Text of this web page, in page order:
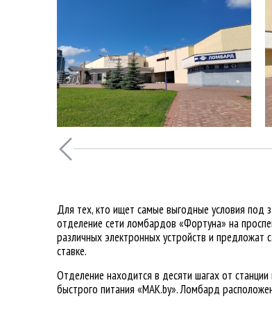
Для тех, кто ищет самые выгодные условия под
отделение сети ломбардов «Фортуна» на
различных электронных устройств и
ставке.
Отделение находится в десяти шагах от
быстрого питания «MAK.by». Ломбард